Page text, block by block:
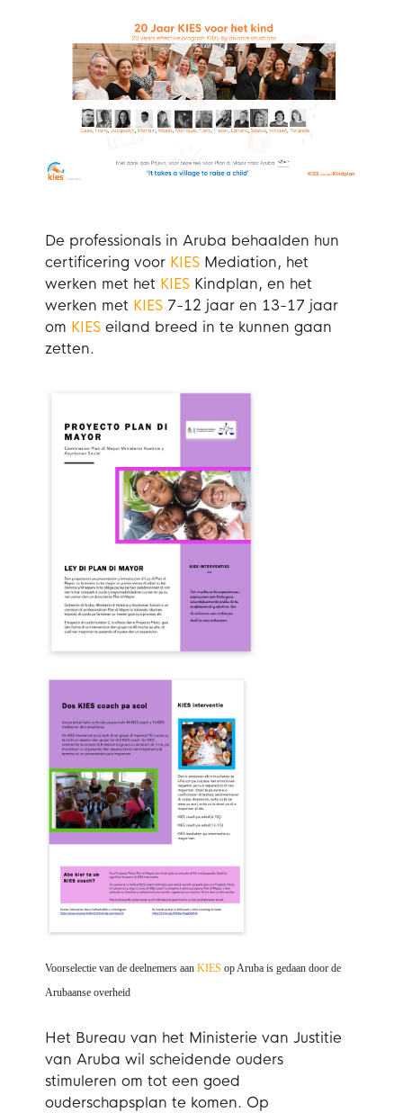
De professionals in Aruba behaalden hun
certificering voor KIES Mediation, het
werken met het KIES Kindplan, en het
werken met KIES 7-12 jaar en 13-17 jaar
om KIES eiland breed in te kunnen gaan
zetten.
Voorselectie van de deelnemers aan KIES op Aruba is gedaan door de
Arubaanse overheid
Het Bureau van het Ministerie van Justitie
van Aruba wil scheidende ouders
stimuleren om tot een goed
ouderschapsplan te komen. Op